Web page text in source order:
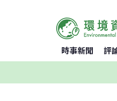
時事新聞 評